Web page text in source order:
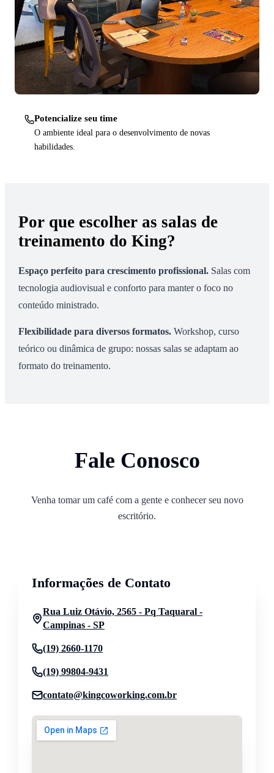
Potencialize seu time
O ambiente ideal para o desenvolvimento de novas
habilidades.
Por que escolher as salas de
treinamento do King?
Espaço perfeito para crescimento profissional. Salas com
tecnologia audiovisual e conforto para manter o foco no
conteúdo ministrado.
Flexibilidade para diversos formatos.Workshop, curso
teórico ou dinâmica de grupo: nossas salas se adaptam ao
formato do treinamento.
Fale Conosco
Venha tomar um café com a gente e conhecer seu novo
escritório.
Informações de Contato
Rua Luiz Otávio, 2565 - Pq Taquaral -
Campinas - SP
(19) 2660-1170
(19) 99804-9431
contato@kingcoworking.com.br